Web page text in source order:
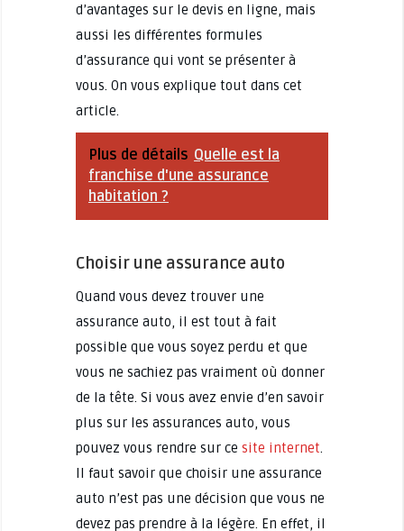
d’avantages sur le devis en ligne, mais
aussi les différentes formules
d’assurance qui vont se présenter à
vous. On vous explique tout dans cet
article.
Plus de détails Quelle est la
franchise d'une assurance
habitation ?
Choisir une assurance auto
Quand vous devez trouver une
assurance auto, il est tout à fait
possible que vous soyez perdu et que
vous ne sachiez pas vraiment où donner
de la tête. Si vous avez envie d’en savoir
plus sur les assurances auto, vous
pouvez vous rendre sur ce site internet.
Il faut savoir que choisir une assurance
auto n’est pas une décision que vous ne
devez pas prendre à la légère. En effet, il